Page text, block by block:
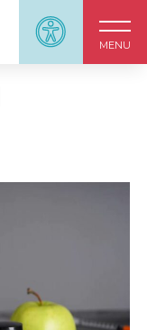
Panneau
MENU
teilen
sur email